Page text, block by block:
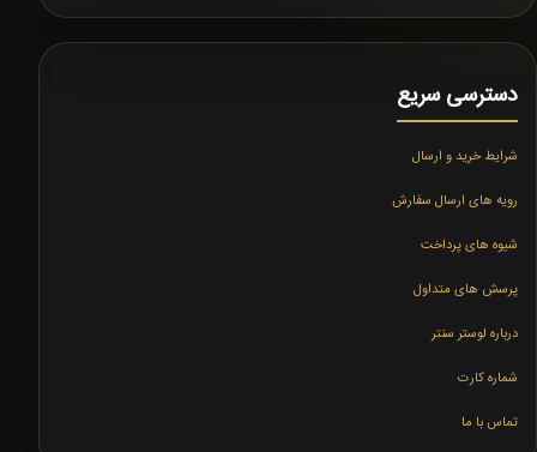
دسترسی سریع
شرایط خرید و ارسال
رویه های ارسال سفارش
شیوه های پرداخت
پرسش های متداول
درباره لوستر سنتر
شماره کارت
تماس با ما